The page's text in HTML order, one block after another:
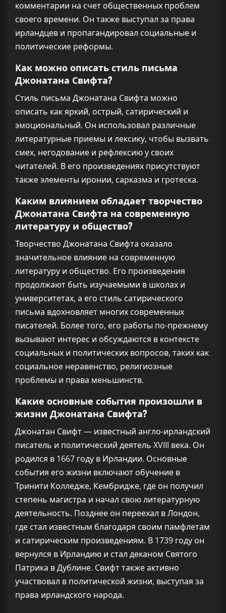
комментарии на счет общественных проблем
своего времени. Он также выступал за права
ирландцев и пропагандировал социальные и
политические реформы.
Как можно описать стиль письма
Джонатана Свифта?
Стиль письма Джонатана Свифта можно
описать как яркий, острый, сатирический и
эмоциональный. Он использовал различные
литературные приемы и лексику, чтобы вызвать
смех, негодование и рефлексию у своих
читателей. В его произведениях присутствуют
также элементы иронии, сарказма и гротеска.
Каким влиянием обладает творчество
Джонатана Свифта на современную
литературу и общество?
Творчество Джонатана Свифта оказало
значительное влияние на современную
литературу и общество. Его произведения
продолжают быть изучаемыми в школах и
университетах, а его стиль сатирического
письма вдохновляет многих современных
писателей. Более того, его работы по-прежнему
вызывают интерес и обсуждаются в контексте
социальных и политических вопросов, таких как
социальное неравенство, религиозные
проблемы и права меньшинств.
Какие основные события произошли в
жизни Джонатана Свифта?
Джонатан Свифт — известный англо-ирландский
писатель и политический деятель XVIII века. Он
родился в 1667 году в Ирландии. Основные
события его жизни включают обучение в
Тринити Колледже, Кембридже, где он получил
степень магистра и начал свою литературную
деятельность. Позднее он переехал в Лондон,
где стал известным благодаря своим памфлетам
и сатирическим произведениям. В 1739 году он
вернулся в Ирландию и стал деканом Святого
Патрика в Дублине. Свифт также активно
участвовал в политической жизни, выступая за
права ирландского народа.